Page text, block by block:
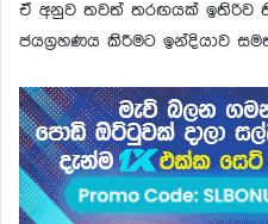
ඒ අනුව තවත් තරඟයක් ඉතිරිව
ජයග්‍රහණය කිරීමට ඉන්දියාව